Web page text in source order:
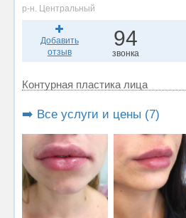
р-н. Центральный
Добавить
отзыв
94
звонка
Контурная пластика лица
➡️ Все услуги и цены (7)